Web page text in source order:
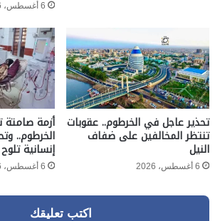
6 أغسطس، 2026
تحذير عاجل في الخرطوم.. عقوبات
تنتظر المخالفين على ضفاف
النيل
6 أغسطس، 2026
أزمة
الخرطوم..
إنسانية
6 أغسطس، 2026
اكتب تعليقك